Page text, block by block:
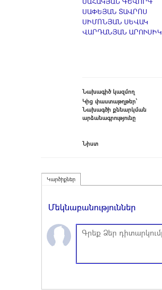
ՍԱՓԵՅԱՆ ՏԱՎՐՈՍ
ՍԻՄՈՆՅԱՆ ՍԵՎԱԿ
ՎԱՐԴԱՆՅԱՆ ԱՐՈՒՍԻԿ
Նախագիծ կազմող
Կից փաստաթղթեր՝
Նախագծի քննարկման
արձանագրությունը
Նիստ
Կարծիքներ
Մեկնաբանություններ